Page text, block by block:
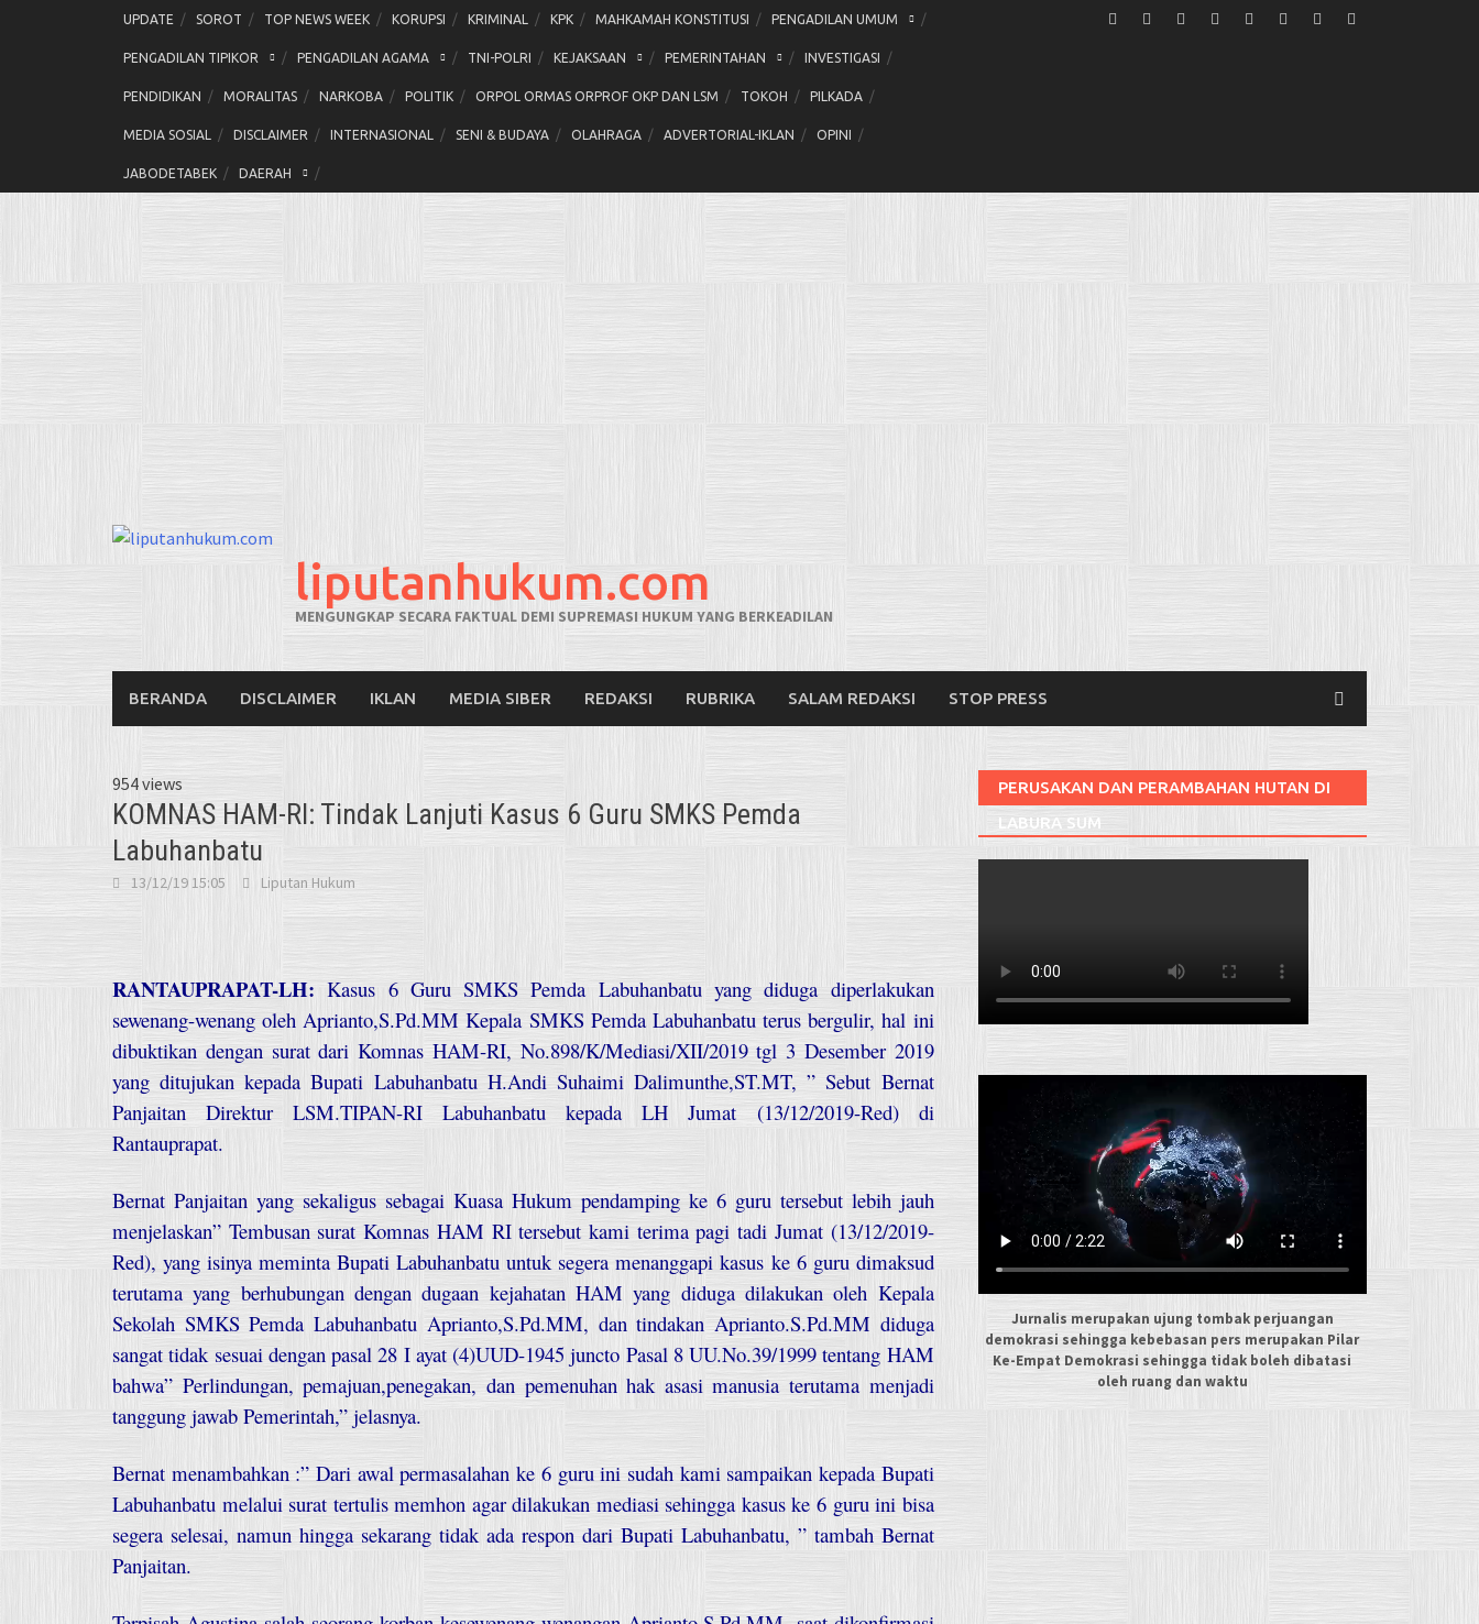
UPDATE SOROT TOP NEWS WEEK KORUPSI KRIMINAL KPK MAHKAMAH KONSTITUSI PENGADILAN UMUM
PENGADILAN TIPIKOR PENGADILAN AGAMA TNI-POLRI KEJAKSAAN PEMERINTAHAN INVESTIGASI
PENDIDIKAN MORALITAS NARKOBA POLITIK ORPOL ORMAS ORPROF OKP DAN LSM TOKOH PILKADA
MEDIA SOSIAL DISCLAIMER INTERNASIONAL SENI & BUDAYA OLAHRAGA ADVERTORIAL-IKLAN OPINI
JABODETABEK DAERAH
liputanhukum.com
MENGUNGKAP SECARA FAKTUAL DEMI SUPREMASI HUKUM YANG BERKEADILAN
BERANDA DISCLAIMER IKLAN MEDIA SIBER REDAKSI RUBRIKA SALAM REDAKSI STOP PRESS
954 views
KOMNAS HAM-RI: Tindak Lanjuti Kasus 6 Guru SMKS Pemda
Labuhanbatu
13/12/19 15:05 Liputan Hukum
RANTAUPRAPAT-LH: Kasus 6 Guru SMKS Pemda Labuhanbatu yang diduga diperlakukan
sewenang-wenang oleh Aprianto,S.Pd.MM Kepala SMKS Pemda Labuhanbatu terus bergulir, hal ini
dibuktikan dengan surat dari Komnas HAM-RI, No.898/K/Mediasi/XII/2019 tgl 3 Desember 2019
yang ditujukan kepada Bupati Labuhanbatu H.Andi Suhaimi Dalimunthe,ST.MT, ” Sebut Bernat
Panjaitan Direktur LSM.TIPAN-RI Labuhanbatu kepada LH Jumat (13/12/2019-Red) di
Rantauprapat.
Bernat Panjaitan yang sekaligus sebagai Kuasa Hukum pendamping ke 6 guru tersebut lebih jauh
menjelaskan” Tembusan surat Komnas HAM RI tersebut kami terima pagi tadi Jumat (13/12/2019-
Red), yang isinya meminta Bupati Labuhanbatu untuk segera menanggapi kasus ke 6 guru dimaksud
terutama yang berhubungan dengan dugaan kejahatan HAM yang diduga dilakukan oleh Kepala
Sekolah SMKS Pemda Labuhanbatu Aprianto,S.Pd.MM, dan tindakan Aprianto.S.Pd.MM diduga
sangat tidak sesuai dengan pasal 28 I ayat (4)UUD-1945 juncto Pasal 8 UU.No.39/1999 tentang HAM
bahwa” Perlindungan, pemajuan,penegakan, dan pemenuhan hak asasi manusia terutama menjadi
tanggung jawab Pemerintah,” jelasnya.
Bernat menambahkan :” Dari awal permasalahan ke 6 guru ini sudah kami sampaikan kepada Bupati
Labuhanbatu melalui surat tertulis memhon agar dilakukan mediasi sehingga kasus ke 6 guru ini bisa
segera selesai, namun hingga sekarang tidak ada respon dari Bupati Labuhanbatu, ” tambah Bernat
Panjaitan.
PERUSAKAN DAN PERAMBAHAN HUTAN DI
LABURA SUM
Jurnalis merupakan ujung tombak perjuangan
demokrasi sehingga kebebasan pers merupakan Pilar
Ke-Empat Demokrasi sehingga tidak boleh dibatasi
oleh ruang dan waktu